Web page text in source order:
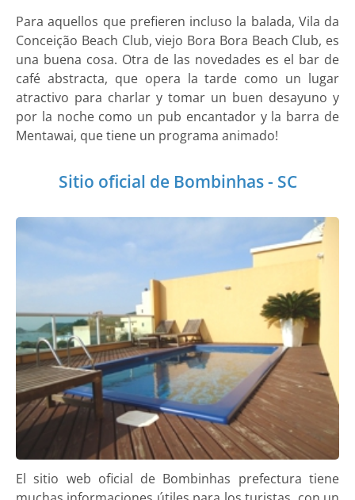
Para aquellos que prefieren incluso la balada, Vila da
Conceição Beach Club, viejo Bora Bora Beach Club, es
una buena cosa. Otra de las novedades es el bar de
café abstracta, que opera la tarde como un lugar
atractivo para charlar y tomar un buen desayuno y
por la noche como un pub encantador y la barra de
Mentawai, que tiene un programa animado!
Sitio oficial de Bombinhas - SC
El sitio web oficial de Bombinhas prefectura tiene